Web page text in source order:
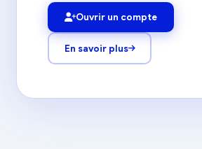
Ouvrir un compte
En savoir plus